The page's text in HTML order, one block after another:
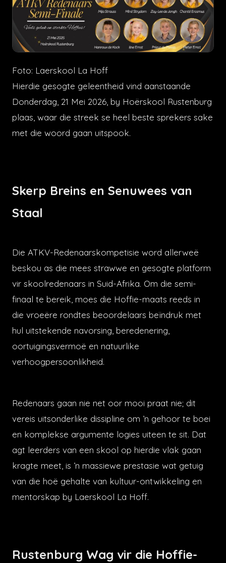
Foto: Laerskool La Hoff
Hierdie gesogte geleentheid vind aanstaande
Donderdag, 21 Mei 2026, by Hoërskool Rustenburg
plaas, waar die streek se heel beste sprekers sake
met die woord gaan uitspook.
Skerp Breins en Senuwees van
Staal
Die ATKV-Redenaarskompetisie word allerweë
beskou as die mees strawwe en gesogte platform
vir skoolredenaars in Suid-Afrika. Om die semi-
finaal te bereik, moes die Hoffie-maats reeds in
die vroeëre rondtes beoordelaars beïndruk met
hul uitstekende navorsing, beredenering,
oortuigingsvermoë en natuurlike
verhoogpersoonlikheid.
Redenaars gaan nie net oor mooi praat nie; dit
vereis uitsonderlike dissipline om ’n gehoor te boei
en komplekse argumente logies uiteen te sit. Dat
agt leerders van een skool op hierdie vlak gaan
kragte meet, is ’n massiewe prestasie wat getuig
van die hoë gehalte van kultuur-ontwikkeling en
mentorskap by Laerskool La Hoff.
Rustenburg Wag vir die Hoffie-